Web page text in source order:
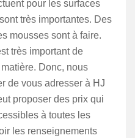
pour les surfaces
très importantes. Des
mousses sont à faire.
très important de
Donc, nous
de vous adresser à HJ
proposer des prix qui
à toutes les
les renseignements